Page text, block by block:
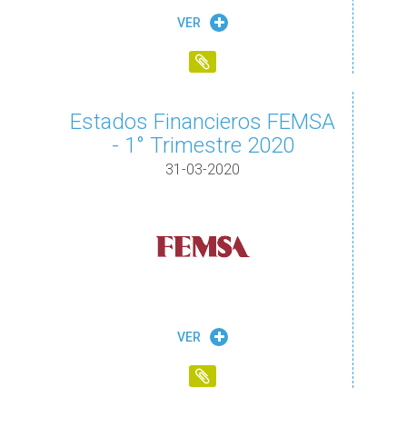
VER
Estados Financieros FEMSA
- 1° Trimestre 2020
31-03-2020
VER